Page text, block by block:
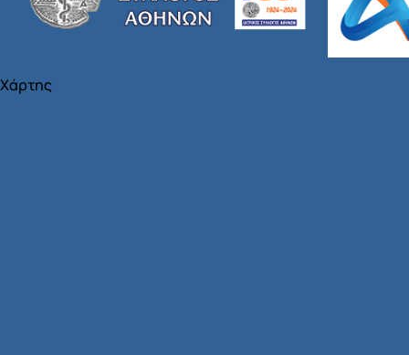
Χάρτης